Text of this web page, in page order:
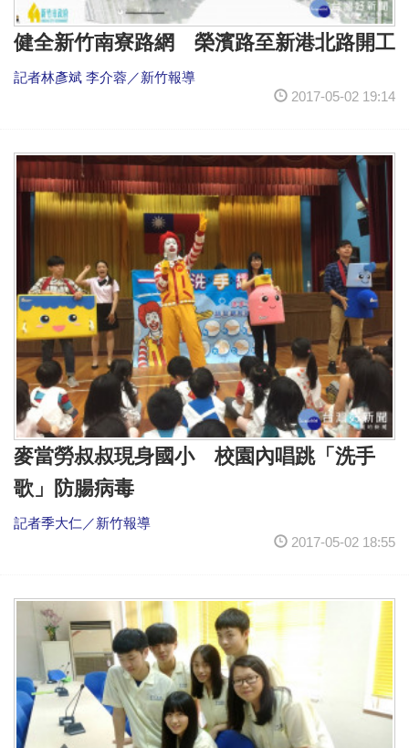
健全新竹南寮路網 榮濱路至新港北路開工
記者林彥斌 李介蓉／新竹報導
2017-05-02 19:14
麥當勞叔叔現身國小 校園內唱跳「洗手
歌」防腸病毒
記者季大仁／新竹報導
2017-05-02 18:55